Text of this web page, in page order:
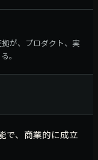
が、プロダクト、実
。
で、商業的に成立